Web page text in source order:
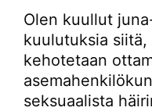
Olen kuullut
kuulutuksia
kehotetaan
seksuaalista